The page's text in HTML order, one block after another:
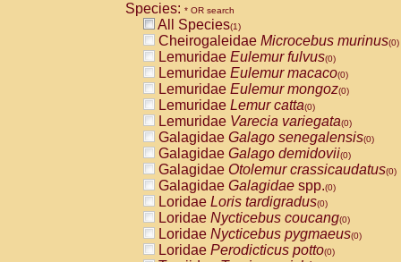
CebidaeCebus capucinus
CebidaeCebus nigrivittatus
CebidaeCebus spp.(0)
CebidaeSaimiri boliviensis(0)
CebidaeSaimiri sciureus(0)
AtelidaeAlouatta caraya(0)
AtelidaeAlouatta fusca(0)
AtelidaeAlouatta seniculus(0)
AtelidaeAlouattaspp.(0)
AtelidaeAteles belzebuth(0)
AtelidaeAteles geoffroyi(0)
AtelidaeAteles paniscus(0)
AtelidaeAtelesspp.(0)
AtelidaeLagothrix lagothricha(0)
AtelidaeLagothrix lagothricha cana
PitheciidaeCacajao calvus
Species: * OR search
All Species(1)
Cheirogaleidae Microcebus murinus(0)
Lemuridae Eulemur fulvus(0)
Lemuridae Eulemur macaco(0)
Lemuridae Eulemur mongoz(0)
Lemuridae Lemur catta(0)
Lemuridae Varecia variegata(0)
Galagidae Galago senegalensis(0)
Galagidae Galago demidovii(0)
Galagidae Otolemur crassicaudatus(0)
Galagidae Galagidae spp.(0)
Loridae Loris tardigradus(0)
Loridae Nycticebus coucang(0)
Loridae Nycticebus pygmaeus(0)
Loridae Perodicticus potto(0)